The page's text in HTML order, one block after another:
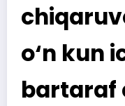
o‘n kun
bartaraf